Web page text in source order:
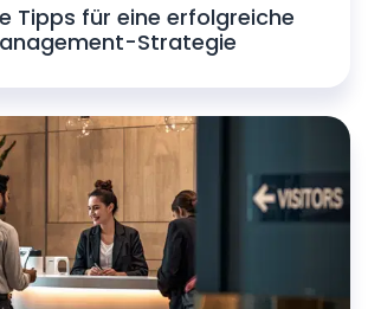
Tipps für eine erfolgreiche
Strategie